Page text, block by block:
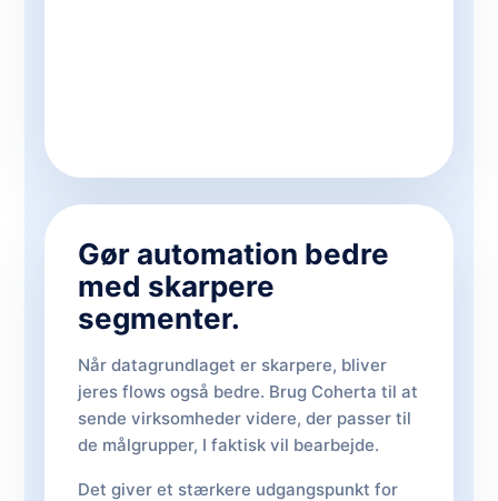
Gør automation bedre
med skarpere
segmenter.
Når datagrundlaget er skarpere, bliver
jeres flows også bedre. Brug Coherta til at
sende virksomheder videre, der passer til
de målgrupper, I faktisk vil bearbejde.
Det giver et stærkere udgangspunkt for